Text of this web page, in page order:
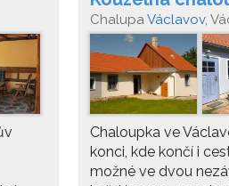
ChalupaVáclavov,
Chaloupka ve
konci, kde končí i
možné ve dvou